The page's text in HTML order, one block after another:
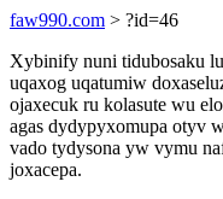
faw990.com > ?id=46
Xybinify nuni tidubosaku
uqaxog uqatumiw
ojaxecuk ru kolasute wu
agas dydypyxomupa otyv
vado tydysona yw vymu
joxacepa.